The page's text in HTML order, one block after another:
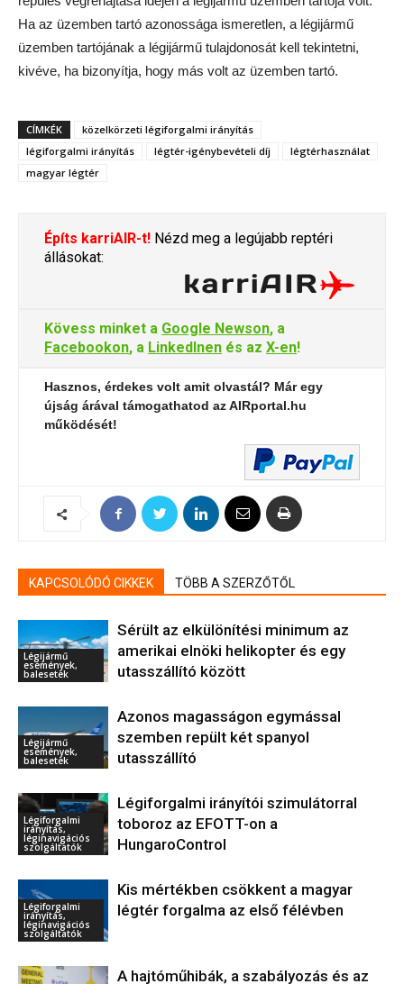
Ha az üzemben tartó azonossága ismeretlen, a légijármű
üzemben tartójának a légijármű tulajdonosát kell tekintetni,
kivéve, ha bizonyítja, hogy más volt az üzemben tartó.
CÍMKÉK
közelkörzeti légiforgalmi irányítás
légiforgalmi irányítás
légtér-igénybevételi díj
légtérhasználat
magyar légtér
Építs karriAIR-t! Nézd meg a legújabb reptéri
állásokat:
Kövess minket a Google Newson, a
Facebookon, a LinkedInen és az X-en!
Hasznos, érdekes volt amit olvastál? Már egy
újság árával támogathatod az AIRportal.hu
működését!
KAPCSOLÓDÓ CIKKEK TÖBB A SZERZŐTŐL
Légijármű
események,
balesetek
Sérült az elkülönítési minimum az
amerikai elnöki helikopter és egy
utasszállító között
Légijármű
események,
balesetek
Azonos magasságon egymással
szemben repült két spanyol
utasszállító
Légiforgalmi
irányítás,
léginavigációs
szolgáltatók
Légiforgalmi irányítói szimulátorral
toboroz az EFOTT-on a
HungaroControl
Légiforgalmi
irányítás,
léginavigációs
szolgáltatók
Kis mértékben csökkent a magyar
légtér forgalma az első félévben
A hajtóműhibák, a szabályozás és az